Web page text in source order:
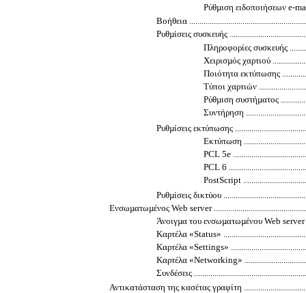
Ρύθµιση ειδοποιήσεων e-
Βοήθεια
Ρυθµίσεις συσκευής
Πληροφορίες συσκευής
Χειρισµός χαρτιού
Ποιότητα εκτύπωσης
Τύποι χαρτιών
Ρύθµιση συστήµατος
Συντήρηση
Ρυθµίσεις εκτύπωσης
Εκτύπωση
PCL 5e
PCL 6
PostScript
Ρυθµίσεις δικτύου
Ενσωµατωµένος Web server
Άνοιγµα του ενσωµατωµένου Web server
Καρτέλα «Status»
Καρτέλα «Settings»
Καρτέλα «Networking»
Συνδέσεις
Αντικατάσταση της κασέτας γραφίτη